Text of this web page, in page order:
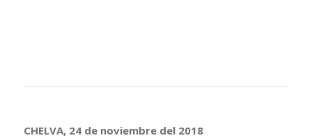
CHELVA, 24 de noviembre del 2018